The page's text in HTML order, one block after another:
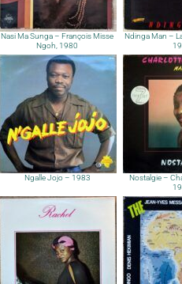
Nasi Ma Sunga – François Misse
Ngoh, 1980
Ndinga Man –
Ngalle Jojo – 1983
Nostalgie –